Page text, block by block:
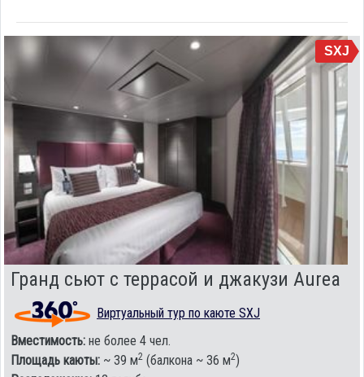
SXJ
Гранд сьют с террасой и джакузи Aurea
Виртуальный тур по каюте SXJ
Вместимость: не более 4 чел.
Площадь каюты: ~ 39 м2 (балкона ~ 36 м2)